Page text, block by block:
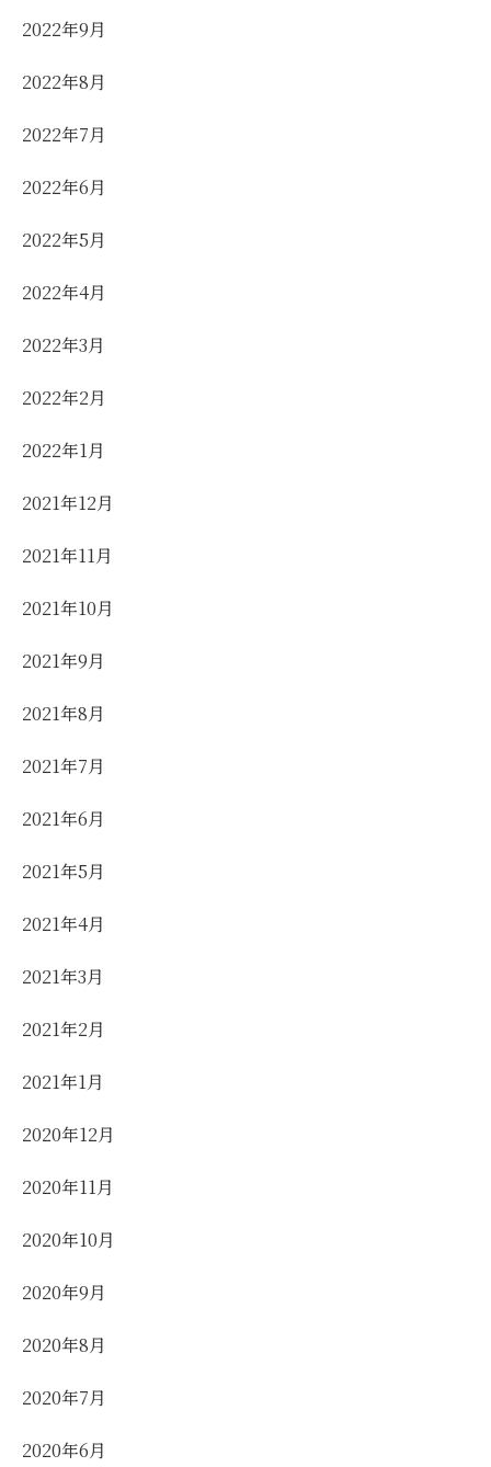
2022年9月
2022年8月
2022年7月
2022年6月
2022年5月
2022年4月
2022年3月
2022年2月
2022年1月
2021年12月
2021年11月
2021年10月
2021年9月
2021年8月
2021年7月
2021年6月
2021年5月
2021年4月
2021年3月
2021年2月
2021年1月
2020年12月
2020年11月
2020年10月
2020年9月
2020年8月
2020年7月
2020年6月